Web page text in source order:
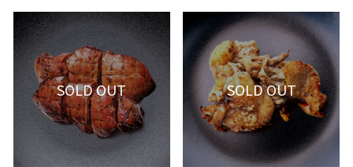
SOLD OUT SOLD OUT